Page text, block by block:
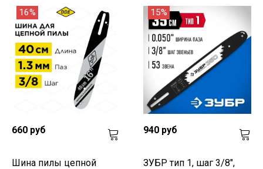
16%
660 руб
Шина пилы цепной
15%
940 руб
ЗУБР тип 1, шаг 3/8",